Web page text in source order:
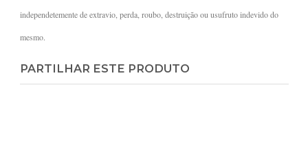
independetemente de extravio, perda, roubo, destruição ou usufruto indevido do
mesmo.
PARTILHAR ESTE PRODUTO